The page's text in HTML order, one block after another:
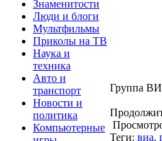
Знаменитости
Люди и блоги
Мультфильмы
Приколы на ТВ
Наука и
техника
Авто и
транспорт
Новости и
политика
Компьютерные
Группа
Теги: виа,